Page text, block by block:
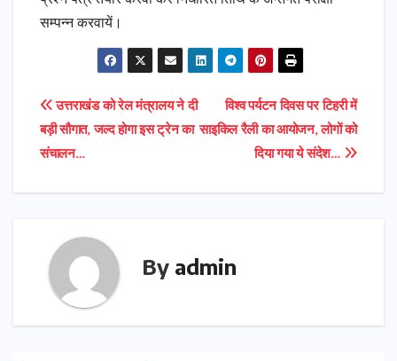
सम्पन्न करवायें।
Post
navigation
विश्व पर्यटन दिवस पर टिहरी में
साइकिल रैली का आयोजन, लोगों को
दिया गया ये संदेश…
उत्तराखंड को रेल मंत्रालय ने दी
बड़ी सौगात, जल्द होगा इस ट्रेन का
संचालन…
By admin